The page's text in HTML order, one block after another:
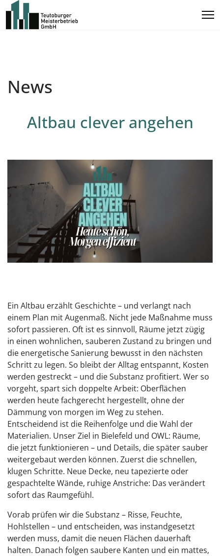
News
Altbau clever angehen
Ein Altbau erzählt Geschichte – und verlangt nach
einem Plan mit Augenmaß. Nicht jede Maßnahme muss
sofort passieren. Oft ist es sinnvoll, Räume jetzt zügig
in einen wohnlichen, sauberen Zustand zu bringen und
die energetische Sanierung bewusst in den nächsten
Schritt zu legen. So bleibt der Alltag entspannt, Kosten
werden gestreckt – und die Substanz profitiert. Wer so
vorgeht, spart sich doppelte Arbeit: Oberflächen
werden heute fachgerecht hergestellt, ohne der
Dämmung von morgen im Weg zu stehen.
Entscheidend ist die Reihenfolge und die Wahl der
Materialien. Unser Ziel in Bielefeld und OWL: Räume,
die jetzt funktionieren – und Details, die später sauber
weitergebaut werden können. Zuerst die schnellen,
klugen Schritte. Neue Decke, neu tapezierte oder
gespachtelte Wände, ruhige Anstriche: Das verändert
sofort das Raumgefühl.
Vorab prüfen wir die Substanz – Risse, Feuchte,
Hohlstellen – und entscheiden, was instandgesetzt
werden muss, damit die neuen Flächen dauerhaft
halten. Danach folgen saubere Kanten und ein mattes,